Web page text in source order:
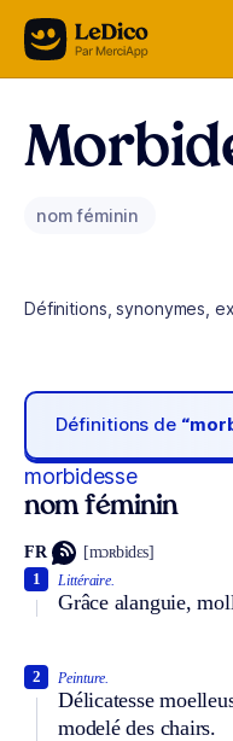
Aller au contenu
nom féminin
Définitions, synonymes,
Définitions de
morbidesse
nom féminin
FR [mɔʀbidɛs]
Littéraire.
Grâce alanguie,
1
Peinture.
Délicatesse
modelé des chairs.
2